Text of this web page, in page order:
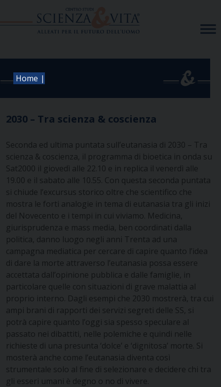
Home |
2030 – Tra scienza & coscienza
Seconda ed ultima puntata sull’eutanasia di 2030 – Tra
scienza & coscienza, il programma di bioetica in onda su
Sat2000 il giovedì alle 22.10 e in replica il venerdì alle
19.00 e il sabato alle 10.55. Con questa seconda puntata
si chiude l’excursus storico oltre che scientifico che
mostra le forti analogie in tema di eutanasia tra gli inizi
del Novecento e i tempi in cui viviamo. Medicina,
giurisprudenza e mass media, ben coordinati dalla
politica, danno luogo negli anni Trenta ad una
campagna mediatica per cercare di capire quanto l’idea
di dare la morte attraverso l’eutanasia possa essere
accettata dall’opinione pubblica e dalle famiglie, in
particolare quelle con situazioni di grave malattia al
proprio interno. Dagli esempi che 2030 mostrerà, tra cui
ampi brani di rapporti dei servizi segreti delle SS, si
potrà capire quanto l’oggi sia spesso speculare al
passato nei dibattiti, nelle polemiche e quindi nelle
richieste di una presunta ‘dolce’ e ‘dignitosa’ morte. Si
mosterà anche come l’eutanasia diventa così
strumentale solo al fine di selezionare e decidere chi tra
gli esseri umani è degno o no di vivere.